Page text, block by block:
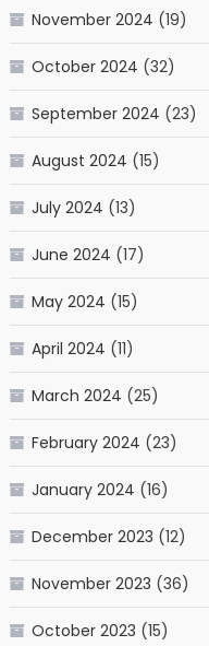
November 2024 (19)
October 2024 (32)
September 2024 (23)
August 2024 (15)
July 2024 (13)
June 2024 (17)
May 2024 (15)
April 2024 (11)
March 2024 (25)
February 2024 (23)
January 2024 (16)
December 2023 (12)
November 2023 (36)
October 2023 (15)